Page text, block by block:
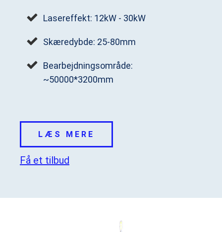
Lasereffekt: 12kW - 30kW
Skæredybde: 25-80mm
Bearbejdningsområde:
~50000*3200mm
LÆS MERE
Få et tilbud